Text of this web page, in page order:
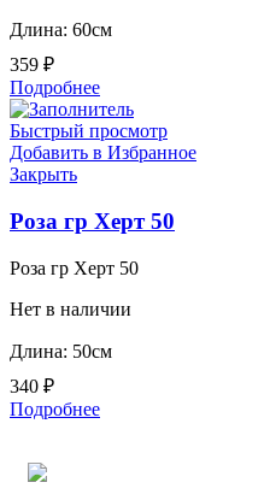
Длина: 60см
359 ₽
Подробнее
Быстрый просмотр
Добавить в Избранное
Закрыть
Роза гр Херт 50
Роза гр Херт 50
Нет в наличии
Длина: 50см
340 ₽
Подробнее